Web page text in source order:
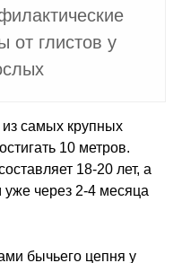
от глистов у
самых крупных
10 метров.
18-20 лет, а
уже через 2-4 месяца
бычьего цепня у